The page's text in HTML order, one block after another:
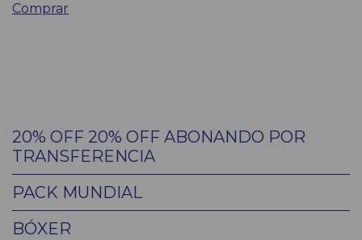
Comprar
20% OFF 20% OFF ABONANDO POR
TRANSFERENCIA
PACK MUNDIAL
BÓXER